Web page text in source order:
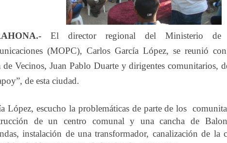
El director regional del Ministerio de
(MOPC), Carlos García López, se reunió
de Vecinos, Juan Pablo Duarte y dirigentes comunitarios,
de esta ciudad.
López, escucho la problemáticas de parte de los
de un centro comunal y una cancha de
instalación de una transformador, canalización de la